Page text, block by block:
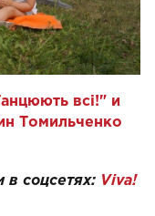
всі!" и
Томильченко
в соцсетях: Viva!